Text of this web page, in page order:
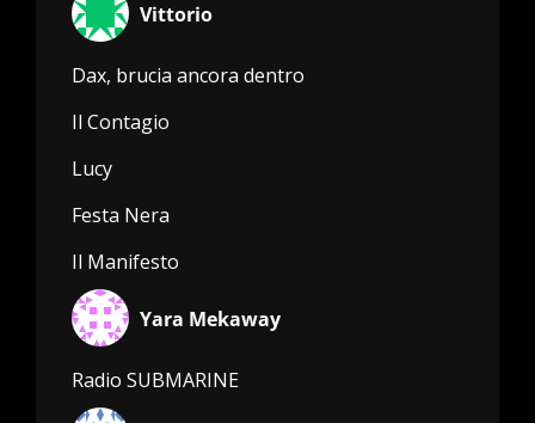
Vittorio
Dax, brucia ancora dentro
Il Contagio
Lucy
Festa Nera
Il Manifesto
Yara Mekaway
Radio SUBMARINE